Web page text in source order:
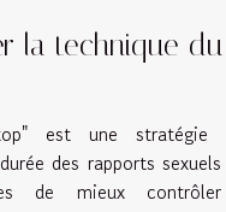
la technique du
est une stratégie
des rapports
de mieux